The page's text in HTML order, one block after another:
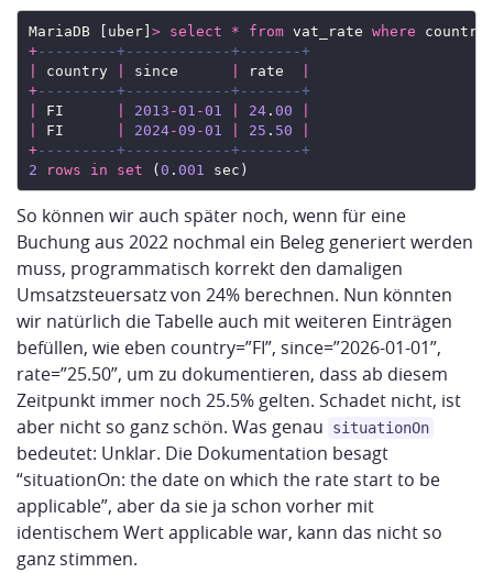
MariaDB [uber] > select * from vat_rate where country
+
---------+------------+-------+
country since rate
+
---------+------------+-------+
FI 2013 -01 -01 24. 00
FI 2024-09 -01 25 . 50
+
---------+------------+-------+
2
rows in set ( 0 . 001
So können wir auch später noch, wenn für eine
Buchung aus 2022 nochmal ein Beleg generiert werden
muss, programmatisch korrekt den damaligen
Umsatzsteuersatz von 24% berechnen. Nun könnten
wir natürlich die Tabelle auch mit weiteren Einträgen
befüllen, wie eben country=”FI”, since=”2026-01-01”,
rate=”25.50”, um zu dokumentieren, dass ab diesem
Zeitpunkt immer noch 25.5% gelten. Schadet nicht, ist
aber nicht so ganz schön. Was genau
situationOn
bedeutet: Unklar. Die Dokumentation besagt
“situationOn: the date on which the rate start to be
applicable”, aber da sie ja schon vorher mit
identischem Wert applicable war, kann das nicht so
ganz stimmen.